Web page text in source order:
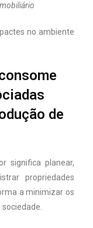
no ambiente
de
significa planear,
propriedades
a minimizar os